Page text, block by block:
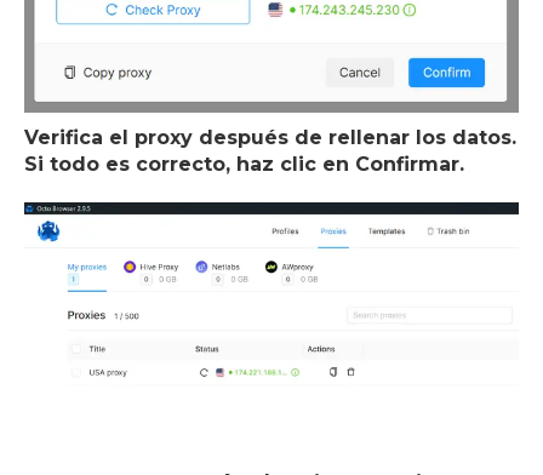
Verifica el proxy después de rellenar los datos.
Si todo es correcto, haz clic en Confirmar.